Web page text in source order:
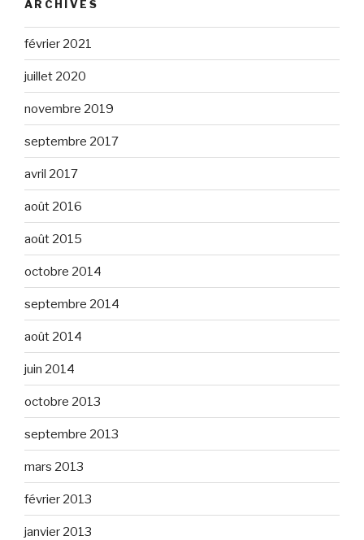
ARCHIVES
février 2021
juillet 2020
novembre 2019
septembre 2017
avril 2017
août 2016
août 2015
octobre 2014
septembre 2014
août 2014
juin 2014
octobre 2013
septembre 2013
mars 2013
février 2013
janvier 2013